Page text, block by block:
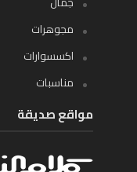
مجوهرات
اكسسوارات
مناسبات
مواقع صديقة